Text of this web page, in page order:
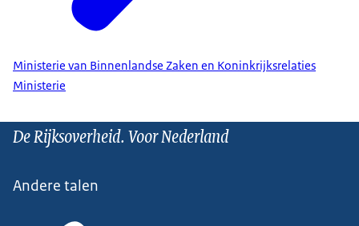
Ministerie van Binnenlandse Zaken en Koninkrijksrelaties
Ministerie
De Rijksoverheid. Voor Nederland
Andere talen